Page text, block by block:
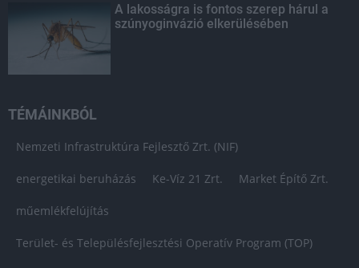
A lakosságra is fontos szerep hárul a
szúnyoginvázió elkerülésében
TÉMÁINKBÓL
Nemzeti Infrastruktúra Fejlesztő Zrt. (NIF)
energetikai beruházás Ke-Víz 21 Zrt. Market Építő Zrt.
műemlékfelújítás
Terület- és Településfejlesztési Operatív Program (TOP)